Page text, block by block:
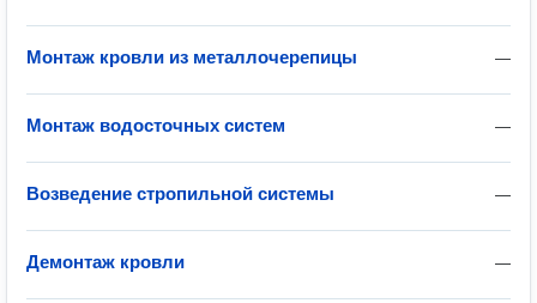
—
Монтаж кровли из металлочерепицы
—
Монтаж водосточных систем
—
Возведение стропильной системы
—
Демонтаж кровли